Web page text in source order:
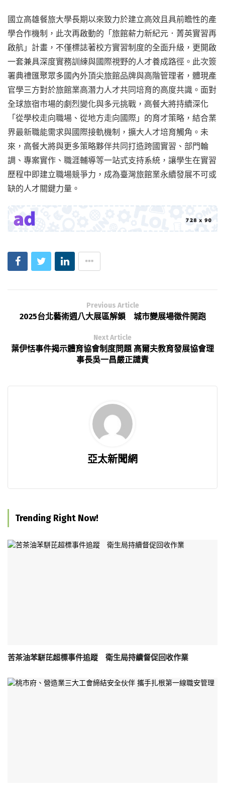
國立高雄餐旅大學長期以來致力於建立高效且具前瞻性的產
學合作機制，此次再啟動的「旅館薪力新紀元．菁英實習再
啟航」計畫，不僅標誌著校方實習制度的全面升級，更開啟
一套兼具深度實務訓練與國際視野的人才養成路徑。此次簽
署典禮匯聚眾多國內外頂尖旅館品牌與高階管理者，體現產
官學三方對於旅館業高潛力人才共同培育的高度共識。面對
全球旅宿市場的劇烈變化與多元挑戰，高餐大將持續深化
「從學校走向職場、從地方走向國際」的育才策略，結合業
界最新職能需求與國際接軌機制，擴大人才培育觸角。未
來，高餐大將與更多策略夥伴共同打造跨國實習、部門輪
調、專案實作、職涯輔導等一站式支持系統，讓學生在實習
歷程中即建立職場競爭力，成為臺灣旅館業永續發展不可或
缺的人才關鍵力量。
Previous Article
2025台北藝術週八大展區解鎖 城市變展場徵件開跑
Next Article
葉伊恬事件揭示體育協會制度問題 高爾夫教育發展協會理
事長吳一昌嚴正譴責
亞太新聞網
Trending Right Now!
苦茶油苯駢芘超標事件追蹤 衛生局持續督促回收作業